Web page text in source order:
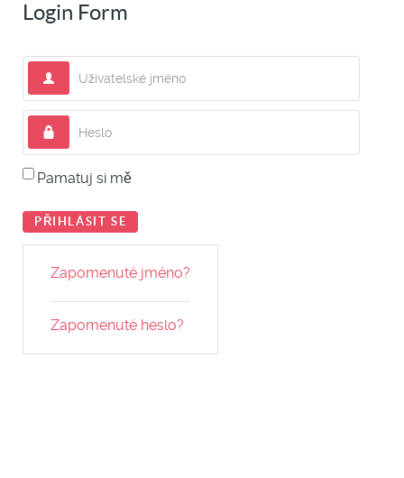
Login Form
Uživatelské jméno
Heslo
Pamatuj si mě
PŘIHLÁSIT SE
Zapomenuté jméno?
Zapomenuté heslo?